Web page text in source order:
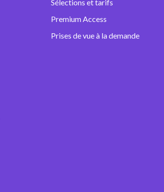
Sélections et tarifs
Premium Access
Prises de vue à la demande